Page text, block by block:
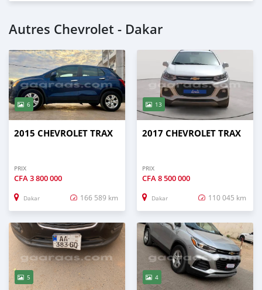
Autres Chevrolet - Dakar
6
2015 CHEVROLET TRAX
PRIX
CFA3 800 000
Dakar 166 589 km
13
2017 CHEVROLET TRAX
PRIX
CFA8 500 000
Dakar 110 045 km
5 4